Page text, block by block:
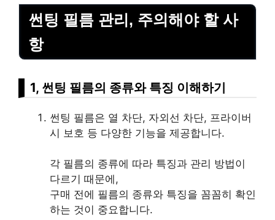
썬팅 필름 관리, 주의해야 할 사
항
1, 썬팅 필름의 종류와 특징 이해하기
썬팅 필름은 열 차단, 자외선 차단, 프라이버
시 보호 등 다양한 기능을 제공합니다.
각 필름의 종류에 따라 특징과 관리 방법이
다르기 때문에,
구매 전에 필름의 종류와 특징을 꼼꼼히 확인
하는 것이 중요합니다.